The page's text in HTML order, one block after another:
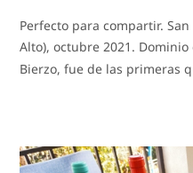
Perfecto para compartir.
Alto), octubre 2021.
Bierzo, fue de las primeras